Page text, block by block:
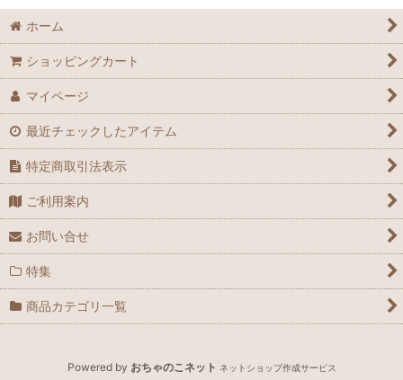
ホーム
ショッピングカート
マイページ
最近チェックしたアイテム
特定商取引法表示
ご利用案内
お問い合せ
特集
商品カテゴリ一覧
Powered by おちゃのこネット ネットショップ作成サービス